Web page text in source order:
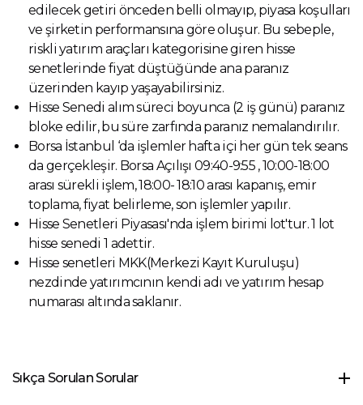
edilecek getiri önceden belli olmayıp, piyasa koşulları
ve şirketin performansına göre oluşur. Bu sebeple,
riskli yatırım araçları kategorisine giren hisse
senetlerinde fiyat düştüğünde ana paranız
üzerinden kayıp yaşayabilirsiniz.
Hisse Senedi alım süreci boyunca (2 iş günü) paranız
bloke edilir, bu süre zarfında paranız nemalandırılır.
Borsa İstanbul ‘da işlemler hafta içi her gün tek seans
da gerçekleşir. Borsa Açılışı 09:40-9:55 , 10:00-18:00
arası sürekli işlem, 18:00- 18:10 arası kapanış, emir
toplama, fiyat belirleme, son işlemler yapılır.
Hisse Senetleri Piyasası'nda işlem birimi lot'tur. 1 lot
hisse senedi 1 adettir.
Hisse senetleri MKK(Merkezi Kayıt Kuruluşu)
nezdinde yatırımcının kendi adı ve yatırım hesap
numarası altında saklanır.
Sıkça Sorulan Sorular